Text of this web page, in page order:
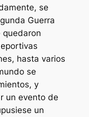
se
Guerra
quedaron
hasta varios
se
y
un evento de
un